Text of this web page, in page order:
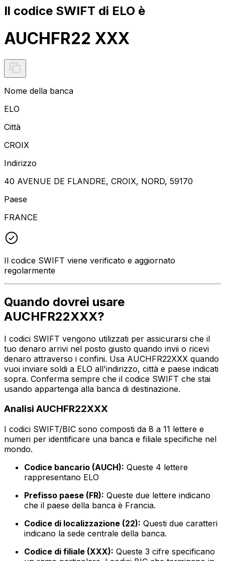
Il codice SWIFT di ELO è
AUCHFR22 XXX
Nome della banca
ELO
Città
CROIX
Indirizzo
40 AVENUE DE FLANDRE, CROIX, NORD, 59170
Paese
FRANCE
Il codice SWIFT viene verificato e aggiornato
regolarmente
Quando dovrei usare
AUCHFR22XXX?
I codici SWIFT vengono utilizzati per assicurarsi che il
tuo denaro arrivi nel posto giusto quando invii o ricevi
denaro attraverso i confini. Usa AUCHFR22XXX quando
vuoi inviare soldi a ELO all'indirizzo, città e paese indicati
sopra. Conferma sempre che il codice SWIFT che stai
usando appartenga alla banca di destinazione.
Analisi AUCHFR22XXX
I codici SWIFT/BIC sono composti da 8 a 11 lettere e
numeri per identificare una banca e filiale specifiche nel
mondo.
Codice bancario (AUCH): Queste 4 lettere
rappresentano ELO
Prefisso paese (FR): Queste due lettere indicano
che il paese della banca è Francia.
Codice di localizzazione (22): Questi due caratteri
indicano la sede centrale della banca.
Codice di filiale (XXX): Queste 3 cifre specificano